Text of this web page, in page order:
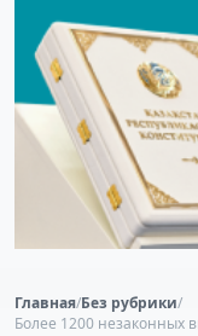
Главная/Без рубрики/
Более 1200 незаконных